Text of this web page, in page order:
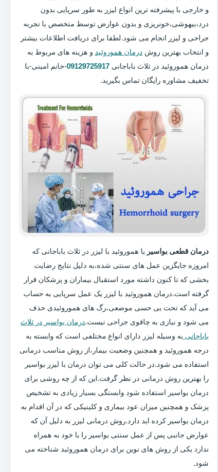
و خارجی با پیشرفته ترین انواع لیزر به طور سرپایی بدون
درد،بیهوشی،خونریزی و بدون عوارض توسط متخصص با تجربه
جراحی و لیزر انجام می شود.لطفا برای دریافت اطلاعات بیشتر
و انتخاب بهترین روش درمان هموروئید و هزینه های مربوط به
درمان هموروئید در ثلاث باباجانی 09129725917-خانم امینی-با
تخفیف مشاوره رایگان تماس بگیرید.
درمان قطعی بواسیر یا هموروئید با لیزر در ثلاث باباجانی که
امروزه جایگزین عمل های سنتی شده،به دلیل نتایج رضایت
بخشی که تا کنون داشته مورد استقبال بیماران و پزشکان قرار
گرفته است.درمان هموروئید با لیزر یک عمل سرپایی به حساب
می آید که تحت بی حسی موضعی،رگ های هموروئیدی حذف
می شود و نیازی به چاقوی جراحی نیست.درمان بواسیر در ثلاث
باباجانی به وسیله لیزر دارای انواع مختلفی است که وابسته به
درجه هموروئید و همچنین وضعیت بیمار،از روش مناسب درمانی
استفاده می شود.در حالت کلی می توان درمان با لیزر بواسیر
را بهترین روش درمانی در نظر گرفت.این که از چه روشی برای
درمان بواسیر استفاده شود وابستگی بسیار زیادی به تشخیص
پزشک و همچنین میزان عود بیماری و کلینیکی که در آن اقدام به
درمان بواسیر کرده اید دارد.روش درمانی لیزر به دلیل آن که
عوارض جانبی پس از عمل سنتی بواسیر را با خود به همراه
ندارد یکی از روش های نوین برای درمان هموروئید شناخته می
شود.